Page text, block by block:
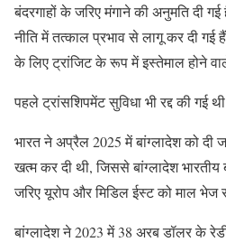
बंदरगाहों के जरिए मंगाने की अनुमति दी
नीति में तत्काल प्रभाव से लागू कर दी
के लिए ट्रांजिट के रूप में इस्तेमाल होने
पहले ट्रांसशिपमेंट सुविधा भी रद्द की गई थी
भारत ने अप्रैल 2025 में बांग्लादेश को दी
खत्म कर दी थी, जिससे बांग्लादेश भारतीय
जरिए यूरोप और मिडिल ईस्ट को माल भेज
बांग्लादेश ने 2023 में 38 अरब डॉलर के